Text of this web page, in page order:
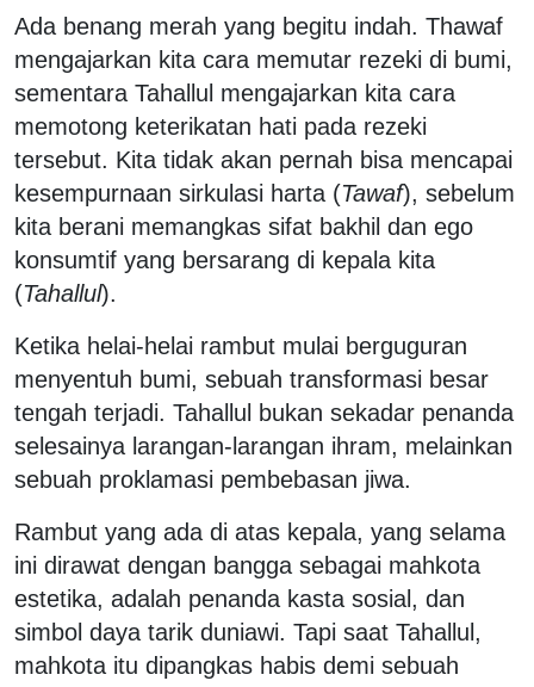
Ada benang merah yang begitu indah. Thawaf
mengajarkan kita cara memutar rezeki di bumi,
sementara Tahallul mengajarkan kita cara
memotong keterikatan hati pada rezeki
tersebut. Kita tidak akan pernah bisa mencapai
kesempurnaan sirkulasi harta (Tawaf), sebelum
kita berani memangkas sifat bakhil dan ego
konsumtif yang bersarang di kepala kita
(Tahallul).
Ketika helai-helai rambut mulai berguguran
menyentuh bumi, sebuah transformasi besar
tengah terjadi. Tahallul bukan sekadar penanda
selesainya larangan-larangan ihram, melainkan
sebuah proklamasi pembebasan jiwa.
Rambut yang ada di atas kepala, yang selama
ini dirawat dengan bangga sebagai mahkota
estetika, adalah penanda kasta sosial, dan
simbol daya tarik duniawi. Tapi saat Tahallul,
mahkota itu dipangkas habis demi sebuah